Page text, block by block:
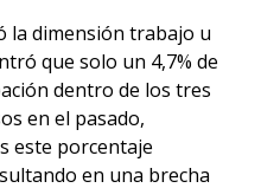
la dimensión trabajo u
que solo un 4,7% de
dentro de los tres
en el pasado,
este porcentaje
en una brecha